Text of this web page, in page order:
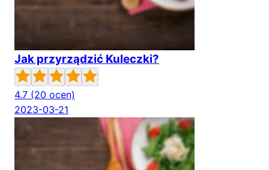
Jak przyrządzić Kuleczki?
4.7 (20 ocen)
2023-03-21